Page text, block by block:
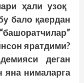
ҳали узоқ
бало қаердан
яратдими?
деган
нималарга